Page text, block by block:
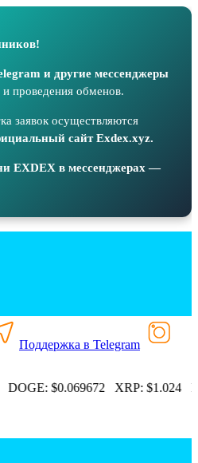
и другие мессенджеры
проведения обменов.
заявок осуществляются
сайт Exdex.xyz.
EXDEX в мессенджерах —
Поддержка в Telegram
DOGE:$0.069672 XRP:$1.024